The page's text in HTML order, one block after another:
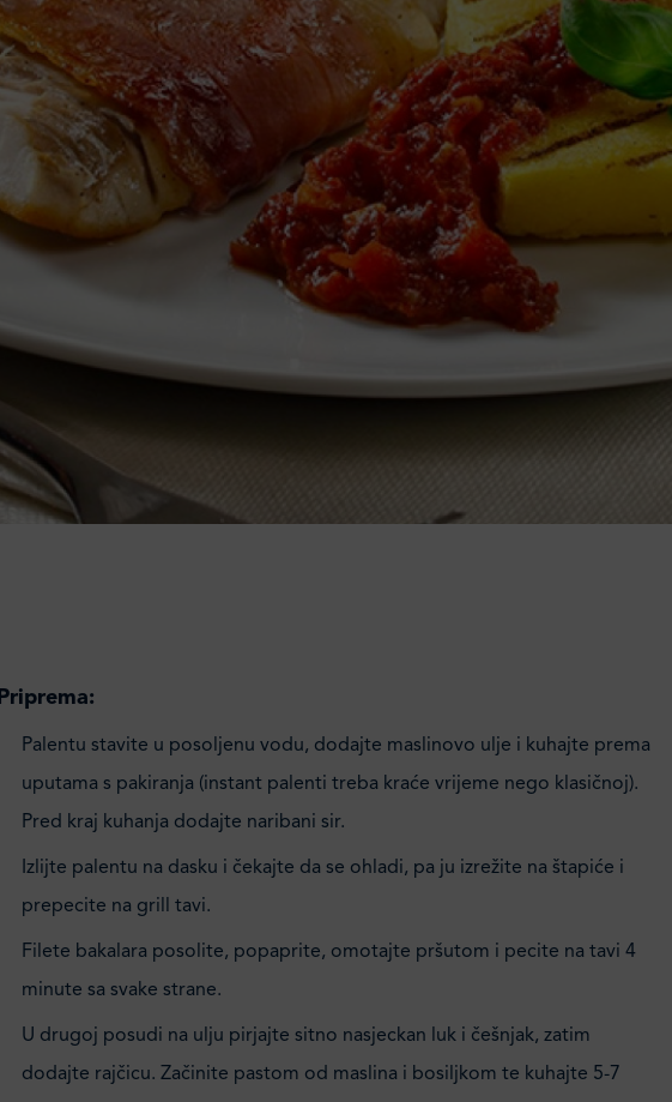
Priprema:
Palentu stavite u posoljenu vodu, dodajte maslinovo ulje i kuhajte prema
uputama s pakiranja (instant palenti treba kraće vrijeme nego klasičnoj).
Pred kraj kuhanja dodajte naribani sir.
Izlijte palentu na dasku i čekajte da se ohladi, pa ju izrežite na štapiće i
prepecite na grill tavi.
Filete bakalara posolite, popaprite, omotajte pršutom i pecite na tavi 4
minute sa svake strane.
U drugoj posudi na ulju pirjajte sitno nasjeckan luk i češnjak, zatim
dodajte rajčicu. Začinite pastom od maslina i bosiljkom te kuhajte 5-7